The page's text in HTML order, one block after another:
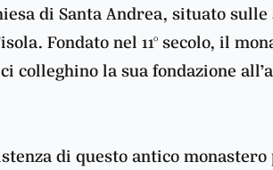
di Santa Andrea, situato
Fondato nel 11° secolo, il
colleghino la sua fondazione
di questo antico